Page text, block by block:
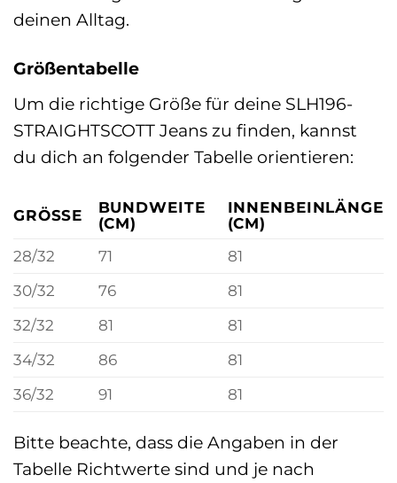
deinen Alltag.
Größentabelle
Um die richtige Größe für deine SLH196-
STRAIGHTSCOTT Jeans zu finden, kannst
du dich an folgender Tabelle orientieren:
GRÖSSE
BUNDWEITE
(CM)
INNENBEINLÄNGE
(CM)
28/32
71
81
30/32
76
81
32/32
81
81
34/32
86
81
36/32
91 81
Bitte beachte, dass die Angaben in der
Tabelle Richtwerte sind und je nach